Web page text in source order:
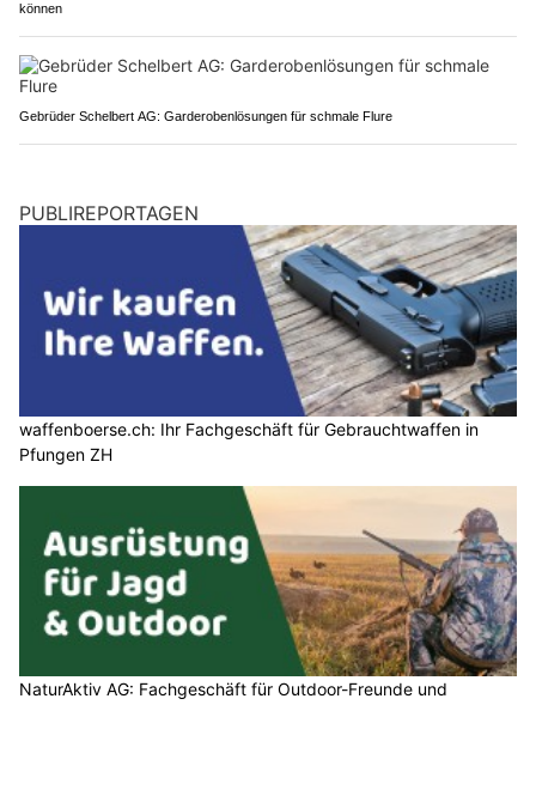
können
Gebrüder Schelbert AG: Garderobenlösungen für schmale Flure
PUBLIREPORTAGEN
waffenboerse.ch: Ihr Fachgeschäft für Gebrauchtwaffen in
Pfungen ZH
NaturAktiv AG: Fachgeschäft für Outdoor-Freunde und